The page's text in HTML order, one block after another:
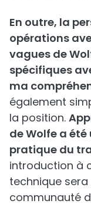
En outre, la
opérations
vagues de
spécifiques
ma
également
la position.
de Wolfe a
pratique du
introduction à
technique
communauté